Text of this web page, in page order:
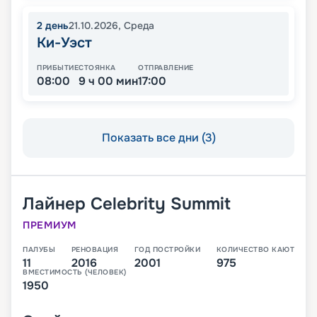
2 день21.10.2026, Среда
Ки-Уэст
ПРИБЫТИЕ
08:00
СТОЯНКА
9 ч 00 мин
ОТПРАВЛЕНИЕ
17:00
Показать все дни (3)
Лайнер Celebrity Summit
ПРЕМИУМ
ПАЛУБЫ
11
РЕНОВАЦИЯ
2016
ГОД ПОСТРОЙКИ
2001
КОЛИЧЕСТВО КАЮТ
975
ВМЕСТИМОСТЬ (ЧЕЛОВЕК)
1950